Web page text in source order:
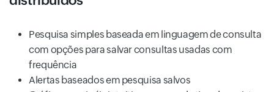
Pesquisa simples baseada em linguagem de consulta
com opções para salvar consultas usadas com
frequência
Alertas baseados em pesquisa salvos